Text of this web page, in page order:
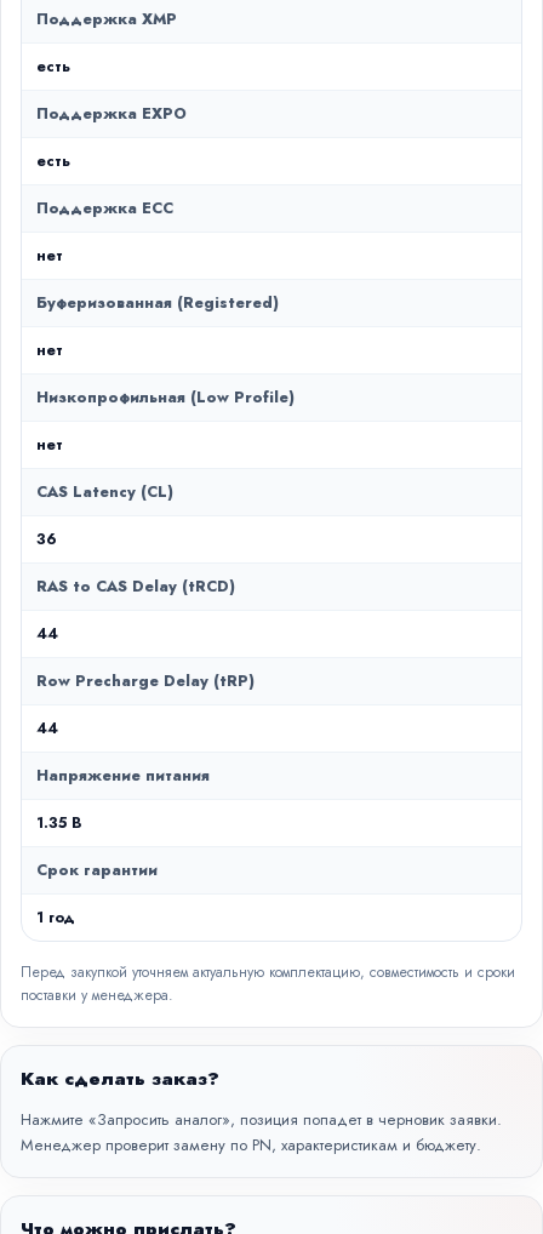
Поддержка XMP
есть
Поддержка EXPO
есть
Поддержка ECC
нет
Буферизованная (Registered)
нет
Низкопрофильная (Low Profile)
нет
CAS Latency (CL)
36
RAS to CAS Delay (tRCD)
44
Row Precharge Delay (tRP)
44
Напряжение питания
1.35 В
Срок гарантии
1 год
Перед закупкой уточняем актуальную комплектацию, совместимость и сроки
поставки у менеджера.
Как сделать заказ?
Нажмите «Запросить аналог», позиция попадет в черновик заявки.
Менеджер проверит замену по PN, характеристикам и бюджету.